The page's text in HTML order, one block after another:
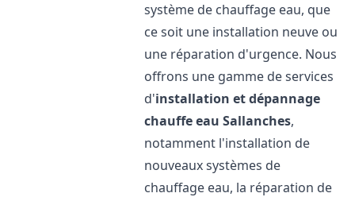
système de chauffage eau, que
ce soit une installation neuve ou
une réparation d'urgence. Nous
offrons une gamme de services
d'installation et dépannage
chauffe eau Sallanches,
notamment l'installation de
nouveaux systèmes de
chauffage eau, la réparation de